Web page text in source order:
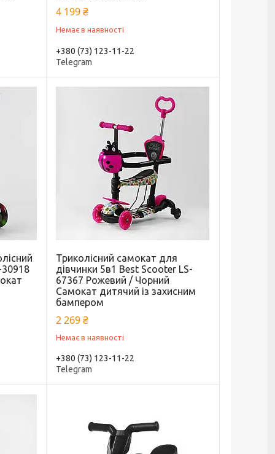
4 199 ₴
Немає в наявності
+380 (73) 123-11-22
Telegram
30918
Триколісний самокат для
дівчинки 5в1 Best Scooter LS-
67367 Рожевий / Чорний
Самокат дитячий із захисним
бампером
2 269 ₴
Немає в наявності
+380 (73) 123-11-22
Telegram